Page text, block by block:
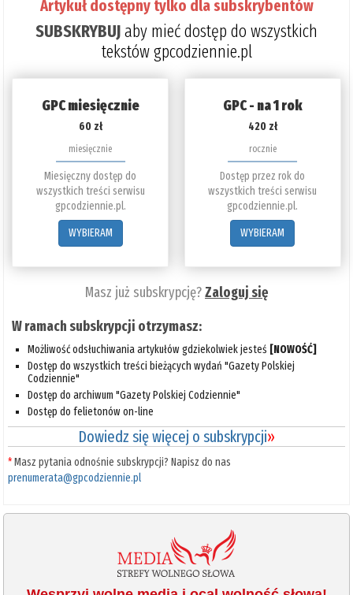
Artykuł dostępny tylko dla subskrybentów
SUBSKRYBUJaby mieć dostęp do wszystkich
tekstów gpcodziennie.pl
GPC miesięcznie
60 zł
miesięcznie
Miesięczny dostęp do
wszystkich treści serwisu
gpcodziennie.pl.
WYBIERAM
GPC - na 1 rok
420 zł
rocznie
Dostęp przez rok do
wszystkich treści serwisu
gpcodziennie.pl.
WYBIERAM
Masz już subskrypcję?Zaloguj się
W ramach subskrypcji otrzymasz:
Możliwość odsłuchiwania artykułów gdziekolwiek jesteś [NOWOŚĆ]
Dostęp do wszystkich treści bieżących wydań "Gazety Polskiej
Codziennie"
Dostęp do archiwum "Gazety Polskiej Codziennie"
Dostęp do felietonów on-line
Dowiedz się więcej o subskrypcji»
*Masz pytania odnośnie subskrypcji? Napisz do nas
prenumerata@gpcodziennie.pl